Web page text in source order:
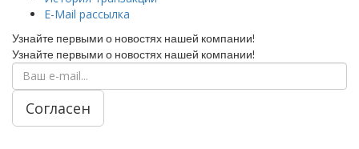
E-Mail рассылка
Узнайте первыми о новостях нашей компании!
Узнайте первыми о новостях нашей компании!
Согласен